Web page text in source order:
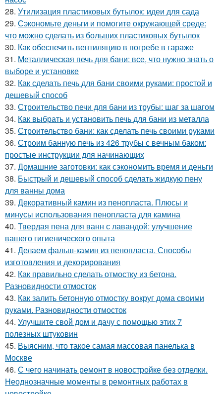
28. Утилизация пластиковых бутылок: идеи для сада
29. Сэкономьте деньги и помогите окружающей среде:
что можно сделать из больших пластиковых бутылок
30. Как обеспечить вентиляцию в погребе в гараже
31. Металлическая печь для бани: все, что нужно знать о
выборе и установке
32. Как сделать печь для бани своими руками: простой и
дешевый способ
33. Строительство печи для бани из трубы: шаг за шагом
34. Как выбрать и установить печь для бани из металла
35. Строительство бани: как сделать печь своими руками
36. Строим банную печь из 426 трубы с вечным баком:
простые инструкции для начинающих
37. Домашние заготовки: как сэкономить время и деньги
38. Быстрый и дешевый способ сделать жидкую пену
для ванны дома
39. Декоративный камин из пенопласта. Плюсы и
минусы использования пенопласта для камина
40. Твердая пена для ванн с лавандой: улучшение
вашего гигиенического опыта
41. Делаем фальш-камин из пенопласта. Способы
изготовления и декорирования
42. Как правильно сделать отмостку из бетона.
Разновидности отмосток
43. Как залить бетонную отмостку вокруг дома своими
руками. Разновидности отмосток
44. Улучшите свой дом и дачу с помощью этих 7
полезных штуковин
45. Выясним, что такое самая массовая панелька в
Москве
46. С чего начинать ремонт в новостройке без отделки.
Неоднозначные моменты в ремонтных работах в